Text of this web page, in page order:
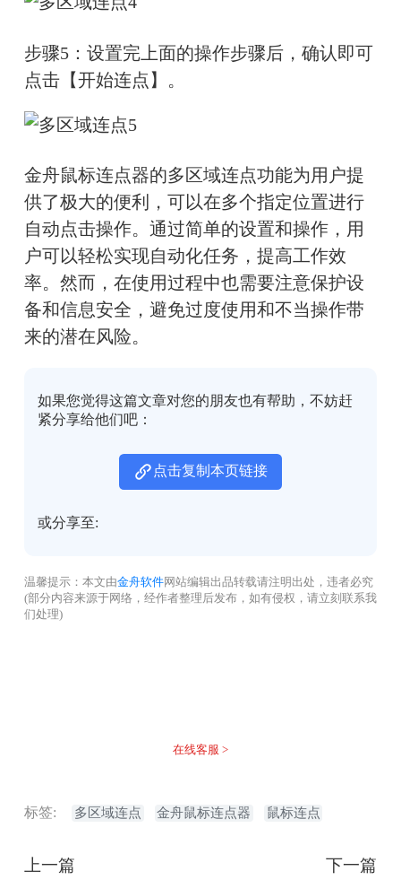
步骤5：设置完上面的操作步骤后，确认即可
点击【开始连点】。
金舟鼠标连点器的多区域连点功能为用户提
供了极大的便利，可以在多个指定位置进行
自动点击操作。通过简单的设置和操作，用
户可以轻松实现自动化任务，提高工作效
率。然而，在使用过程中也需要注意保护设
备和信息安全，避免过度使用和不当操作带
来的潜在风险。
如果您觉得这篇文章对您的朋友也有帮助，不妨赶
紧分享给他们吧：
点击复制本页链接
或分享至:
温馨提示：本文由金舟软件网站编辑出品转载请注明出处，违者必究
(部分内容来源于网络，经作者整理后发布，如有侵权，请立刻联系我
们处理)
在线客服 >
标签: 多区域连点 金舟鼠标连点器 鼠标连点
上一篇 下一篇